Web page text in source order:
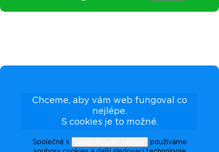
Chceme, aby vám web fungoval co
nejlépe.
S cookies je to možné.
Společně s
používáme